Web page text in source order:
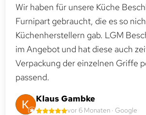
Wir haben für unsere Küche
Furnipart gebraucht, die es so
Küchenherstellern gab. LGM
im Angebot und hat diese auch
Verpackung der einzelnen Griffe
passend.
Klaus Gambke
vor 6 Monaten · Google